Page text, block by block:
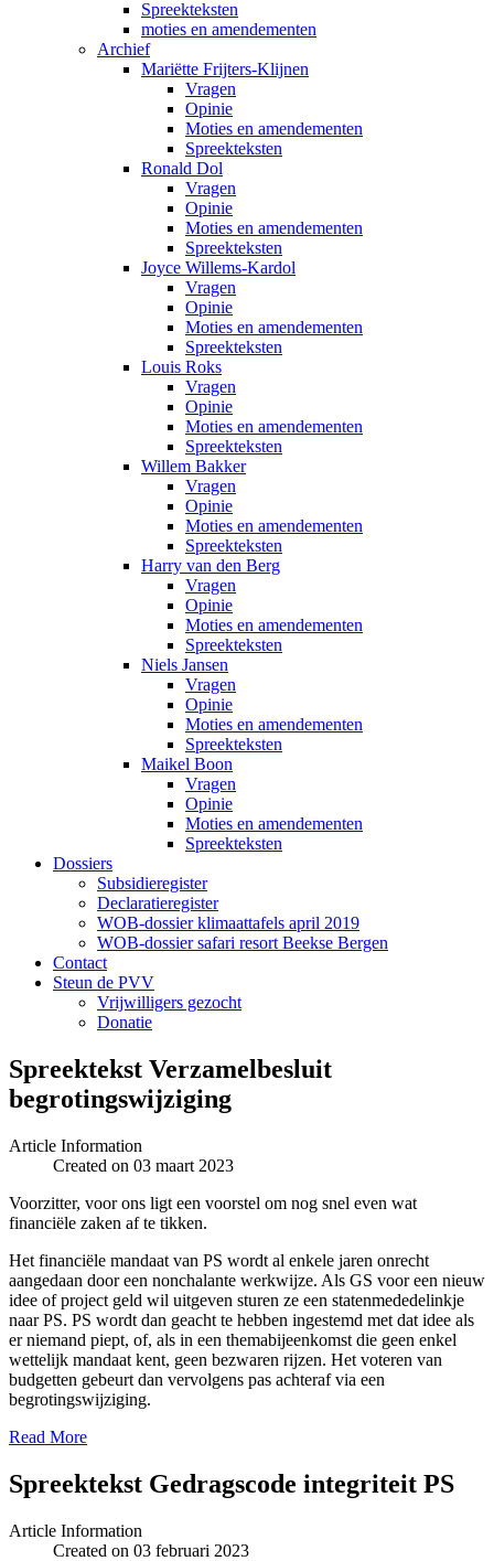
Spreekteksten
moties en amendementen
Archief
Mariëtte Frijters-Klijnen
Vragen
Opinie
Moties en amendementen
Spreekteksten
Ronald Dol
Vragen
Opinie
Moties en amendementen
Spreekteksten
Joyce Willems-Kardol
Vragen
Opinie
Moties en amendementen
Spreekteksten
Louis Roks
Vragen
Opinie
Moties en amendementen
Spreekteksten
Willem Bakker
Vragen
Opinie
Moties en amendementen
Spreekteksten
Harry van den Berg
Vragen
Opinie
Moties en amendementen
Spreekteksten
Niels Jansen
Vragen
Opinie
Moties en amendementen
Spreekteksten
Maikel Boon
Vragen
Opinie
Moties en amendementen
Spreekteksten
Dossiers
Subsidieregister
Declaratieregister
WOB-dossier klimaattafels april 2019
WOB-dossier safari resort Beekse Bergen
Contact
Steun de PVV
Vrijwilligers gezocht
Donatie
Spreektekst Verzamelbesluit
begrotingswijziging
Article Information
Created on 03 maart 2023
Voorzitter, voor ons ligt een voorstel om nog snel even wat
financiële zaken af te tikken.
Het financiële mandaat van PS wordt al enkele jaren onrecht
aangedaan door een nonchalante werkwijze. Als GS voor een nieuw
idee of project geld wil uitgeven sturen ze een statenmededelinkje
naar PS. PS wordt dan geacht te hebben ingestemd met dat idee als
er niemand piept, of, als in een themabijeenkomst die geen enkel
wettelijk mandaat kent, geen bezwaren rijzen. Het voteren van
budgetten gebeurt dan vervolgens pas achteraf via een
begrotingswijziging.
Read More
Spreektekst Gedragscode integriteit PS
Article Information
Created on 03 februari 2023